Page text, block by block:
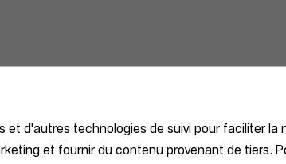
et d'autres technologies de suivi pour faciliter la
et fournir du contenu provenant de tiers.